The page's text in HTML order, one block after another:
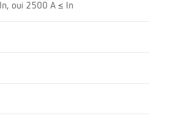
oui 2500 A ≤ In